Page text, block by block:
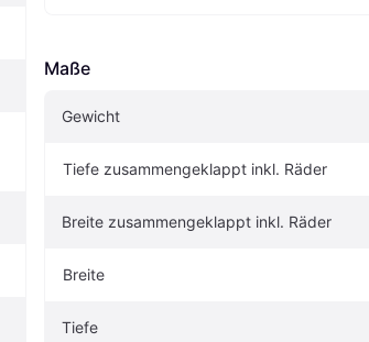
Maße
Gewicht
Tiefe zusammengeklappt inkl. Räder
Breite zusammengeklappt inkl. Räder
Breite
Tiefe